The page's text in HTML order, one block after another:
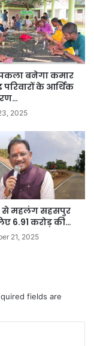
बनेगा कमार
के आर्थिक
2025
से महलंग सहसपुर
6.91 करोड़ की…
21, 2025
fields are